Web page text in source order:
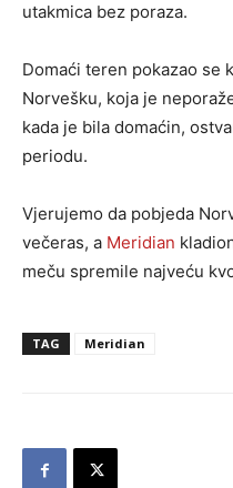
utakmica bez poraza.
Domaći teren pokazao se
Norvešku, koja je
kada je bila domaćin,
periodu.
Vjerujemo da pobjeda
večeras, a Meridian
meču spremile najveću
TAG Meridian